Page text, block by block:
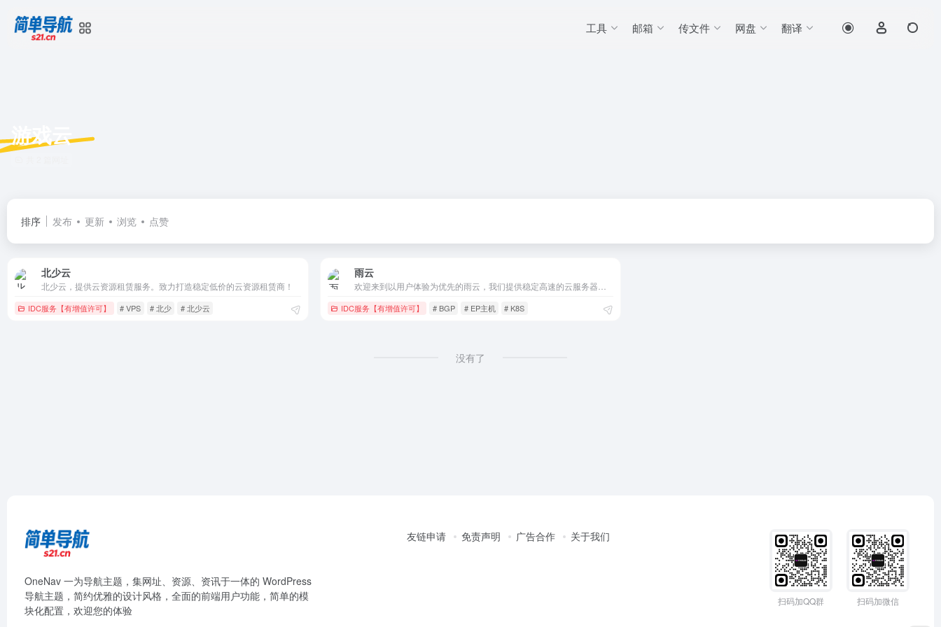
工具 邮箱 传文件 网盘 翻译
游戏云
排序 发布 更新 浏览 点赞
北少云
北少云，提供云资源租赁服务。致力打造稳定低价的云资源租赁商！
IDC服务【有增值许可】 # VPS # 北少 # 北少云
雨云
IDC服务【有增值许可】 # BGP # EP主机 # K8S
没有了
OneNav 一为导航主题，集网址、资源、资讯于一体的 WordPress
导航主题，简约优雅的设计风格，全面的前端用户功能，简单的模
块化配置，欢迎您的体验
友链申请 免责声明 广告合作 关于我们
扫码加QQ群 扫码加微信